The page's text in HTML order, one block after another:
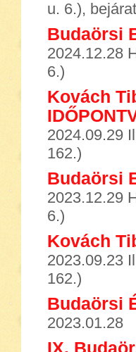
u. 6.),
Budaörsi
2024.12.28
6.)
Kovách
2024.09.29
162.)
Budaörsi
2023.12.29
6.)
Kovách
2023.09.23
162.)
Budaörsi
2023.01.28
IX.